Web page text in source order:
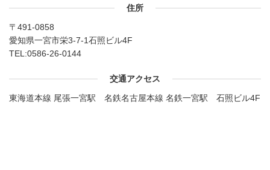
住所
〒491-0858
愛知県一宮市栄3-7-1石照ビル4F
TEL:0586-26-0144
交通アクセス
東海道本線 尾張一宮駅 名鉄名古屋本線 名鉄一宮駅 石照ビル4F